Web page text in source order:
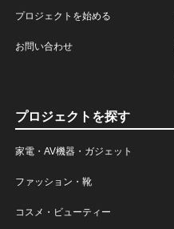
プロジェクトを始める
お問い合わせ
プロジェクトを探す
家電・AV機器・ガジェット
ファッション・靴
コスメ・ビューティー